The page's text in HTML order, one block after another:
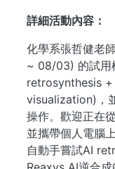
詳細活動內容：
化學系張哲健老
~ 08/03) 的試用
retrosynthesis
visualization)，
操作。歡迎正在
並攜帶個人電腦
自動手嘗試AI